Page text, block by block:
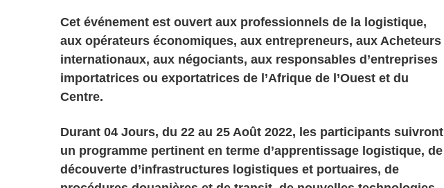
Cet événement est ouvert aux professionnels de la logistique,
aux opérateurs économiques, aux entrepreneurs, aux Acheteurs
internationaux, aux négociants, aux responsables d’entreprises
importatrices ou exportatrices de l’Afrique de l’Ouest et du
Centre.
Durant 04 Jours, du 22 au 25 Août 2022, les participants suivront
un programme pertinent en terme d’apprentissage logistique, de
découverte d’infrastructures logistiques et portuaires, de